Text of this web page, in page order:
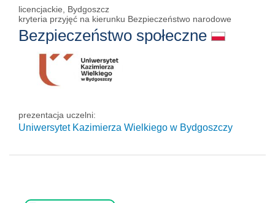
licencjackie, Bydgoszcz
kryteria przyjęć na kierunku Bezpieczeństwo narodowe
Bezpieczeństwo społeczne
prezentacja uczelni:
Uniwersytet Kazimierza Wielkiego w Bydgoszczy